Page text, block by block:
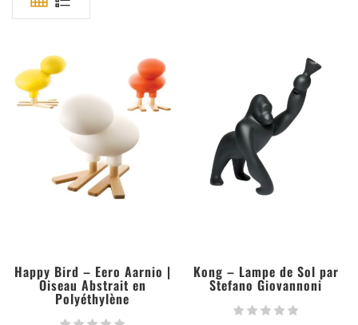
Happy Bird – Eero Aarnio |
Oiseau Abstrait en
Polyéthylène
Kong – Lampe de Sol par
Stefano Giovannoni